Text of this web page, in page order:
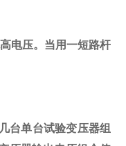
电压。当用一短路杆
台单台试验变压器组